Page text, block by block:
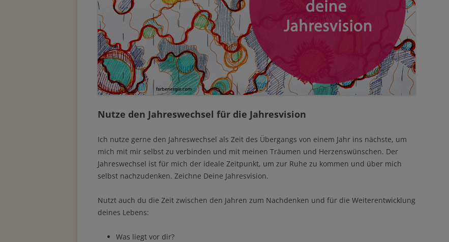
Nutze den Jahreswechsel für die Jahresvision
Ich nutze gerne den Jahreswechsel als Zeit des Übergangs von einem Jahr ins nächste, um
mich mit mir selbst zu verbinden und mit meinen Träumen und Herzenswünschen. Der
Jahreswechsel ist für mich der ideale Zeitpunkt, um zur Ruhe zu kommen und über mich
selbst nachzudenken. Zeichne Deine Jahresvision.
Nutzt auch du die Zeit zwischen den Jahren zum Nachdenken und für die Weiterentwicklung
deines Lebens:
Was liegt vor dir?